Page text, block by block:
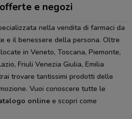
e negozi
nella vendita di farmaci da
e il benessere della persona. Oltre
in Veneto, Toscana, Piemonte,
Friuli Venezia Giulia, Emilia
trovare tantissimi prodotti delle
Vuoi conoscere tutte le
online e scopri come